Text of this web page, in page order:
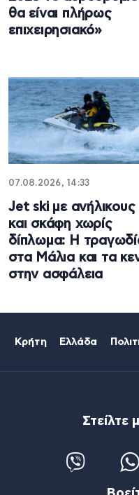
θα είναι πλήρως
επιχειρησιακό»
07.08.2026, 14:33
Jet ski με ανήλικους
και σκάφη χωρίς
δίπλωμα: Η
στα Μάλια και τα
στην ασφάλεια
Κρήτη Ελλάδα
Στείλτε